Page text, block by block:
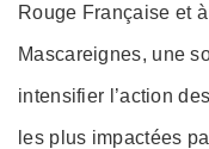
Rouge Française et
Mascareignes, une
intensifier l’action
les plus impactées